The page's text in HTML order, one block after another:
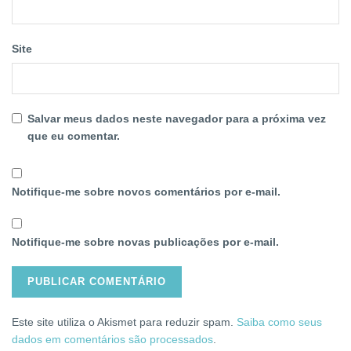
Site
Salvar meus dados neste navegador para a próxima vez
que eu comentar.
Notifique-me sobre novos comentários por e-mail.
Notifique-me sobre novas publicações por e-mail.
Este site utiliza o Akismet para reduzir spam. Saiba como seus
dados em comentários são processados